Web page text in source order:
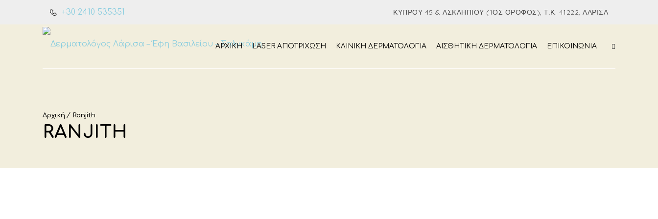
+30 2410 535351 ΚΎΠΡΟΥ 45 & ΑΣΚΛΗΠΙΟΎ (1ΟΣ ΌΡΟΦΟΣ), Τ.Κ. 41222, ΛΆΡΙΣΑ
ΑΡΧΙΚΉ LASER ΑΠΟΤΡΙΧΩΣΗ ΚΛΙΝΙΚΗ ΔΕΡΜΑΤΟΛΟΓΙΑ ΑΙΣΘΗΤΙΚΗ ΔΕΡΜΑΤΟΛΟΓΙΑ ΕΠΙΚΟΙΝΩΝΙΑ
Αρχική Ranjith
RANJITH